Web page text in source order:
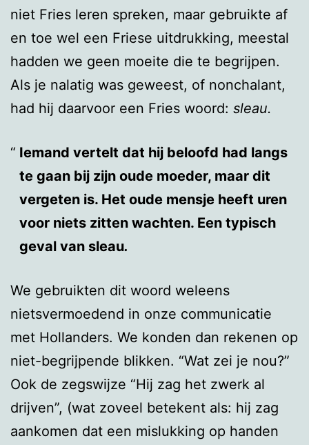
niet Fries leren spreken, maar gebruikte af
en toe wel een Friese uitdrukking, meestal
hadden we geen moeite die te begrijpen.
Als je nalatig was geweest, of nonchalant,
had hij daarvoor een Fries woord: sleau.
Iemand vertelt dat hij beloofd had langs
te gaan bij zijn oude moeder, maar dit
vergeten is. Het oude mensje heeft uren
voor niets zitten wachten. Een typisch
geval van sleau.
We gebruikten dit woord weleens
nietsvermoedend in onze communicatie
met Hollanders. We konden dan rekenen op
niet-begrijpende blikken. “Wat zei je nou?”
Ook de zegswijze “Hij zag het zwerk al
drijven”, (wat zoveel betekent als: hij zag
aankomen dat een mislukking op handen